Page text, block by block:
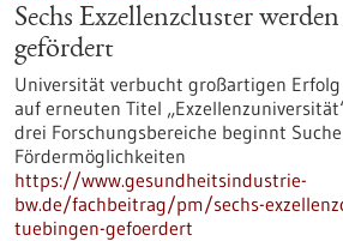
Sechs Exzellenzcluster
gefördert
Universität verbucht großartigen
auf erneuten Titel
drei Forschungsbereiche beginnt
Fördermöglichkeiten
https://www.gesundheitsindustrie-
bw.de/fachbeitrag/pm/sechs-
tuebingen-gefoerdert